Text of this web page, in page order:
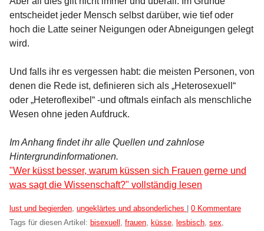
entscheidet jeder Mensch selbst darüber, wie tief oder
hoch die Latte seiner Neigungen oder Abneigungen gelegt
wird.
Und falls ihr es vergessen habt: die meisten Personen, von
denen die Rede ist, definieren sich als „Heterosexuell“
oder „Heteroflexibel“ -und oftmals einfach als menschliche
Wesen ohne jeden Aufdruck.
Im Anhang findet ihr alle Quellen und zahnlose
Hintergrundinformationen.
"Wer küsst besser, warum küssen sich Frauen gerne und
was sagt die Wissenschaft?" vollständig lesen
Kategorien:
lust und begierden ungeklärtes und absonderliches | 0 Kommentare
Tags für diesen Artikel: bisexuell frauen küsse lesbisch sex